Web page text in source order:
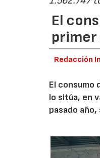
El
primer
Redacción
El consumo
lo sitúa, en
pasado